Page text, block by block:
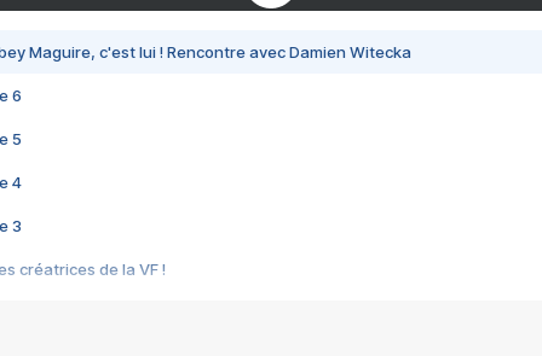
Maguire, c'est lui ! Rencontre avec Damien Witecka
6
5
4
3
créatrices de la VF !